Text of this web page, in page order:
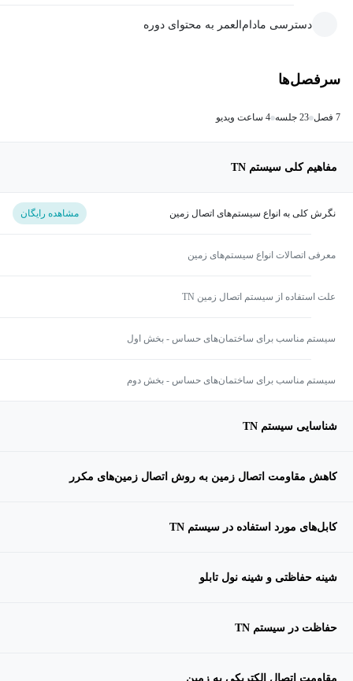
دسترسی مادام‌العمر به محتوای دوره
سرفصل‌ها
7 فصل 23 جلسه 4 ساعت ویدیو
مفاهیم کلی سیستم TN
نگرش کلی به انواع سیستم‌های اتصال زمین مشاهده رایگان
معرفی اتصالات انواع سیستم‌های زمین
علت استفاده از سیستم اتصال زمین TN
سیستم مناسب برای ساختمان‌های حساس - بخش اول
سیستم مناسب برای ساختمان‌های حساس - بخش دوم
شناسایی سیستم TN
کاهش مقاومت اتصال زمین به روش اتصال زمین‌های مکرر
کابل‌های مورد استفاده در سیستم TN
شینه حفاظتی و شینه نول تابلو
حفاظت در سیستم TN
مقاومت اتصال الکتریکی به زمین